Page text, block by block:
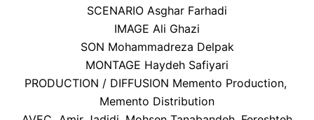
SCENARIO Asghar Farhadi
IMAGE Ali Ghazi
SON Mohammadreza Delpak
MONTAGE Haydeh Safiyari
PRODUCTION / DIFFUSION Memento Production,
Memento Distribution